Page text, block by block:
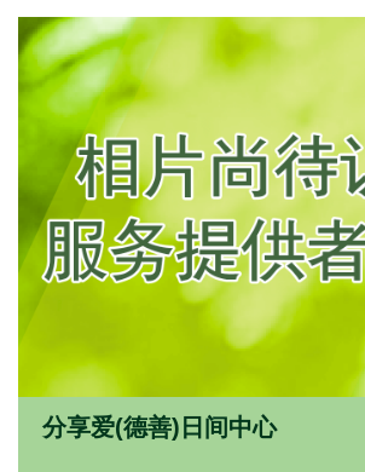
分享爱(德善)日间中心